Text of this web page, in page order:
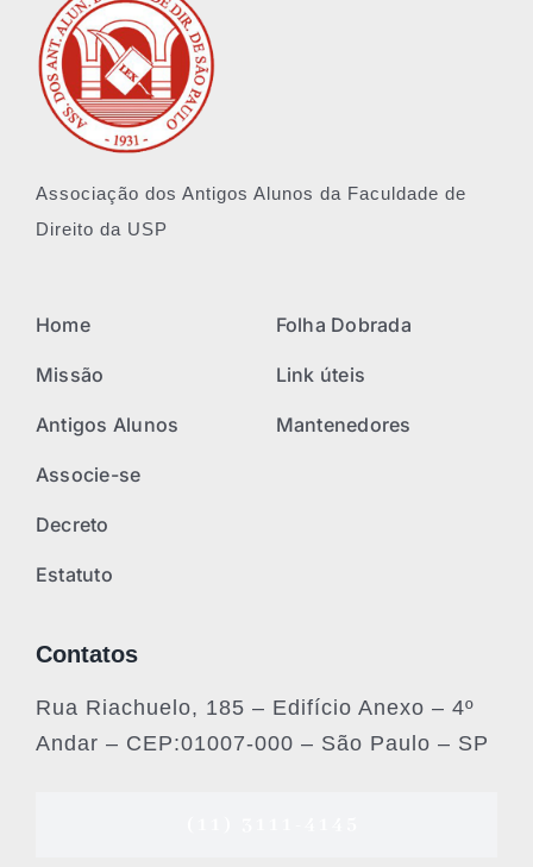
Associação dos Antigos Alunos da Faculdade de
Direito da USP
Home
Missão
Antigos Alunos
Associe-se
Decreto
Estatuto
Folha Dobrada
Link úteis
Mantenedores
Contatos
Rua Riachuelo, 185 – Edifício Anexo – 4º
Andar – CEP:01007-000 – São Paulo – SP